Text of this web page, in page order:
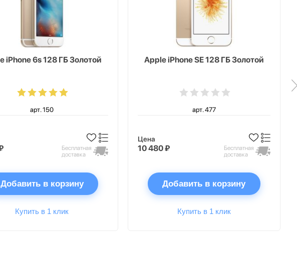
iPhone 6s 128 ГБ Золотой
арт. 150
Бесплатная
доставка
Добавить в корзину
Купить в 1 клик
Apple iPhone SE 128 ГБ Золотой
арт. 477
Цена
10 480 ₽
Бесплатная
доставка
Добавить в корзину
Купить в 1 клик